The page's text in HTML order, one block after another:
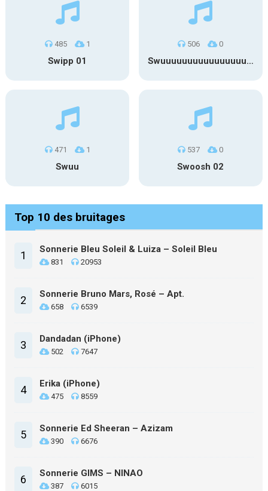
485 1
Swipp 01
506 0
Swuuuuuuuuuuuuuuuuuuuuuu
471 1
Swuu
537 0
Swoosh 02
Top 10 des bruitages
1 Sonnerie Bleu Soleil & Luiza – Soleil Bleu
831 20953
2 Sonnerie Bruno Mars, Rosé – Apt.
658 6539
3 Dandadan (iPhone)
502 7647
4 Erika (iPhone)
475 8559
5 Sonnerie Ed Sheeran – Azizam
390 6676
6 Sonnerie GIMS – NINAO
387 6015